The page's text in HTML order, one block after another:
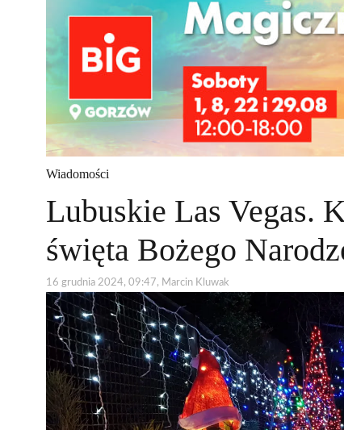
Wiadomości
Lubuskie Las Vegas.
święta Bożego
16 grudnia 2024, 09:47, Marcin Kluwak